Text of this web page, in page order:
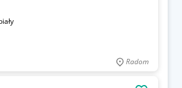
Radom